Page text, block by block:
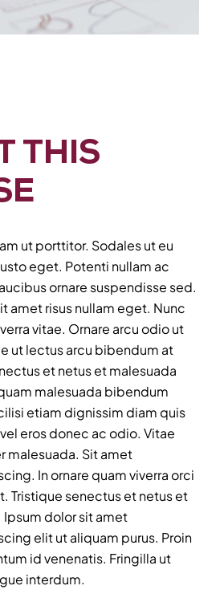
THIS
ut porttitor. Sodales ut eu
eget. Potenti nullam ac
ornare suspendisse sed.
amet risus nullam eget. Nunc
vitae. Ornare arcu odio ut
ut lectus arcu bibendum at
et netus et malesuada
malesuada bibendum
etiam dignissim diam quis
eros donec ac odio. Vitae
malesuada. Sit amet
In ornare quam viverra orci
Tristique senectus et netus et
dolor sit amet
elit ut aliquam purus. Proin
id venenatis. Fringilla ut
interdum.